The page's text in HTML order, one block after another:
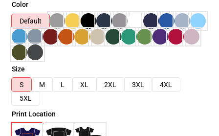
Color
Default
Size
S
M L XL 2XL 3XL
4XL
5XL
Print Location